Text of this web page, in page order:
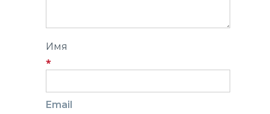
Имя
*
Email